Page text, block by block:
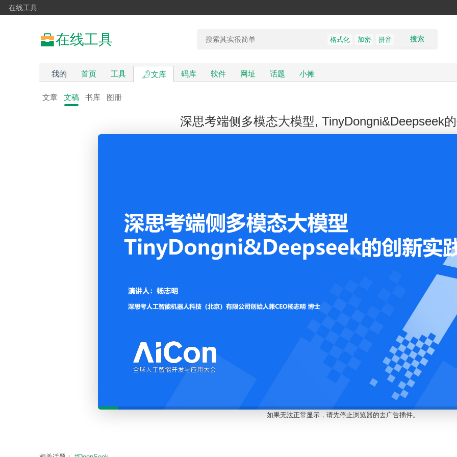
在线工具
在线工具 搜索
格式化 加密 拼音
我的 首页 工具 文库 码库 软件 网址 话题 小摊
文章 文稿 书库 图册
深思考端侧多模态大模型, TinyDongni&Deepseek
如果无法正常显示，请先停止浏览器的去广告插件。